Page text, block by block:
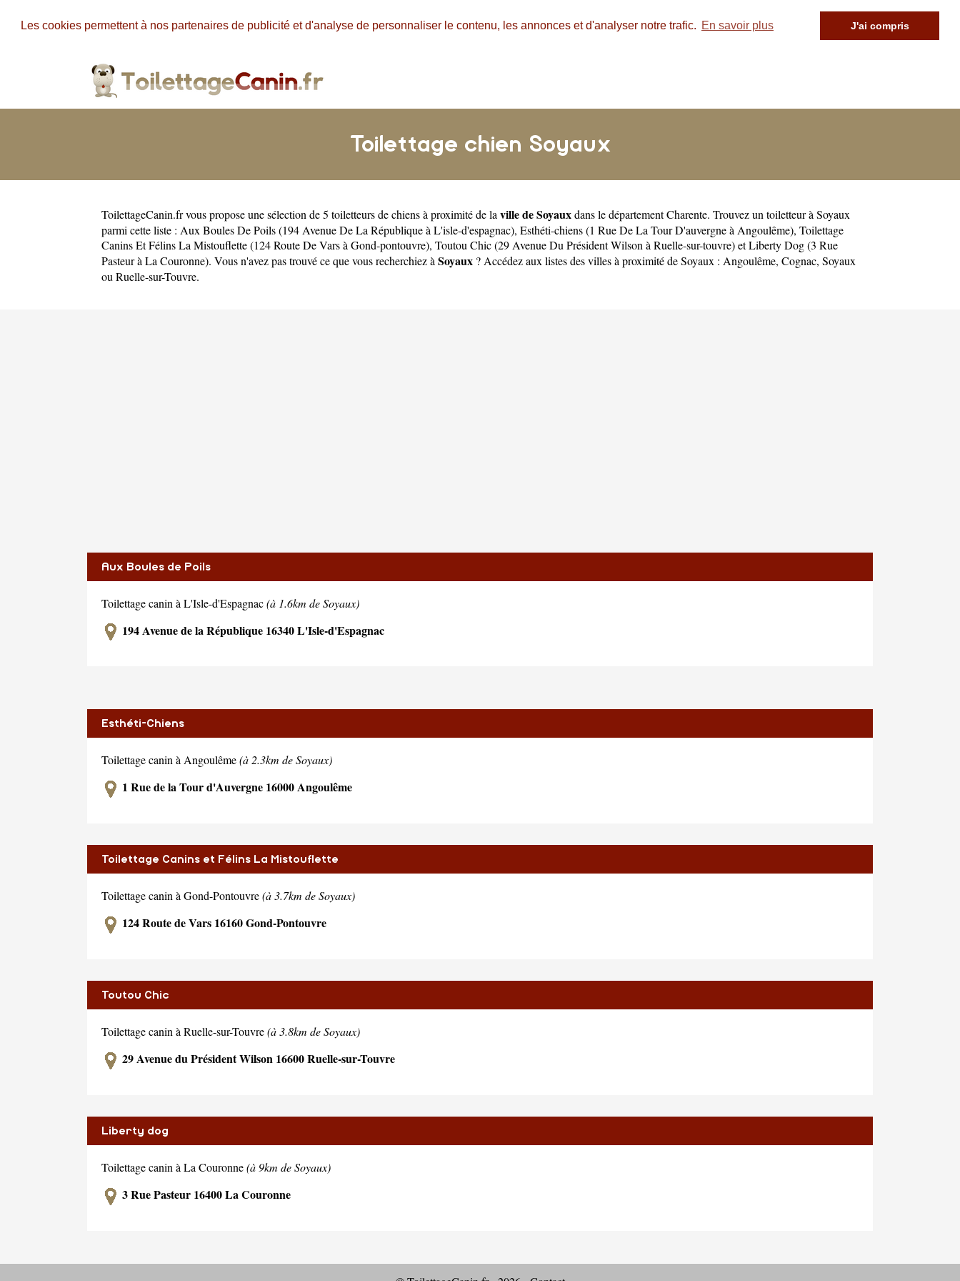
Les cookies permettent à nos partenaires de publicité et d'analyse de personnaliser le contenu, les annonces et d'analyser notre trafic. En savoir plus J'ai compris
Toilettage chien Soyaux
ToilettageCanin.frvous propose une sélection de 5 toiletteurs de chiens à proximité de la ville de Soyauxdans le départementCharente. Trouvez un toiletteur à Soyaux
parmi cette liste : Aux Boules De Poils (194 Avenue De La République à L'isle-d'espagnac), Esthéti-chiens (1 Rue De La Tour D'auvergne à Angoulême), Toilettage
Canins Et Félins La Mistouflette (124 Route De Vars à Gond-pontouvre), Toutou Chic (29 Avenue Du Président Wilson à Ruelle-sur-touvre)etLiberty Dog (3 Rue
Pasteur à La Couronne). Vous n'avez pas trouvé ce que vous recherchiez à Soyaux ? Accédez aux listes des villes à proximité de Soyaux : Angoulême, Cognac, Soyaux
ou Ruelle-sur-Touvre.
Aux Boules de Poils
Toilettage canin à L'Isle-d'Espagnac(à 1.6km de Soyaux)
194 Avenue de la République 16340 L'Isle-d'Espagnac
Esthéti-Chiens
Toilettage canin à Angoulême(à 2.3km de Soyaux)
1 Rue de la Tour d'Auvergne 16000 Angoulême
Toilettage Canins et Félins La Mistouflette
Toilettage canin à Gond-Pontouvre(à 3.7km de Soyaux)
124 Route de Vars 16160 Gond-Pontouvre
Toutou Chic
Toilettage canin à Ruelle-sur-Touvre(à 3.8km de Soyaux)
29 Avenue du Président Wilson 16600 Ruelle-sur-Touvre
Liberty dog
Toilettage canin à La Couronne(à 9km de Soyaux)
3 Rue Pasteur 16400 La Couronne